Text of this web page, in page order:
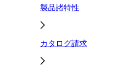
製品諸特性
カタログ請求